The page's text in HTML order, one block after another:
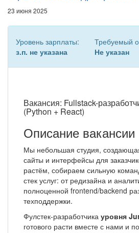
23 июня 2025
Уровень зарплаты:
з.п. не указана
Требуемый
Не указан
Вакансия: Fullstack-
(Python + React)
Описание вакансии
Мы небольшая студия,
сайты и интерфейсы для
растём, собираем сильную
стек услуг: от редизайна и
полноценной frontend/backend
техподдержки.
Фулстек-разработчика уровня
готового расти вместе с нами и